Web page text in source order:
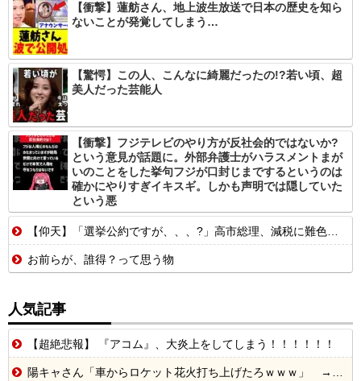
【衝撃】蓮舫さん、地上波生放送で日本の歴史を知ら
ないことが発覚してしまう…
【驚愕】この人、こんなに綺麗だったの!?若い頃、超
美人だった芸能人
【衝撃】フジテレビのやり方が反社会的ではないか?
という意見が話題に。外部弁護士がハラスメントまが
いのことをした挙句フジが口封じまでするというのは
確かにやりすぎイキスギ。しかも声明では隠していた
という悪
【仰天】「選挙公約ですが、、、?」高市総理、減税に難色を示し続ける玉木代表らを「煽りまくるwwwww」
お前らが、誰得？って思う物
人気記事
【超絶悲報】 『アコム』、大炎上をしてしまう！！！！！！
陽キャさん「車からロケット花火打ち上げたろｗｗｗ」 → サンルーフが閉まっていて無事車内に発射